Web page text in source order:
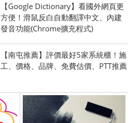
【Google Dictionary】看國外網頁更
方便！滑鼠反白自動翻譯中文、內建
發音功能(Chrome擴充程式)
【南屯推薦】評價最好5家系統櫃！施
工、價格、品牌、免費估價、PTT推薦